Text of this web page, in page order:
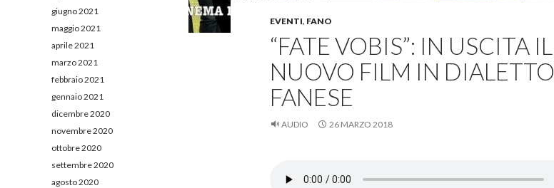
EVENTI, FANO
“FATE VOBIS”: IN USCITA IL
NUOVO FILM IN DIALETTO
FANESE
AUDIO 26 MARZO 2018
giugno 2021
maggio 2021
aprile 2021
marzo 2021
febbraio 2021
gennaio 2021
dicembre 2020
novembre 2020
ottobre 2020
settembre 2020
agosto 2020